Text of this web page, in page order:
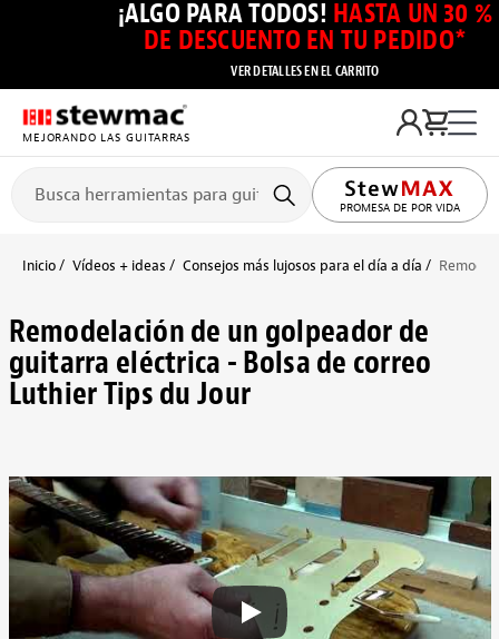
¡ALGO PARA TODOS! HASTA UN 30 %
DE DESCUENTO EN TU PEDIDO*
VER DETALLES EN EL CARRITO
MEJORANDO LAS GUITARRAS
PROMESA DE POR VIDA
Inicio Vídeos + ideas Consejos más lujosos para el día a día
Remodelación de un golpeador de
guitarra eléctrica - Bolsa de correo
Luthier Tips du Jour